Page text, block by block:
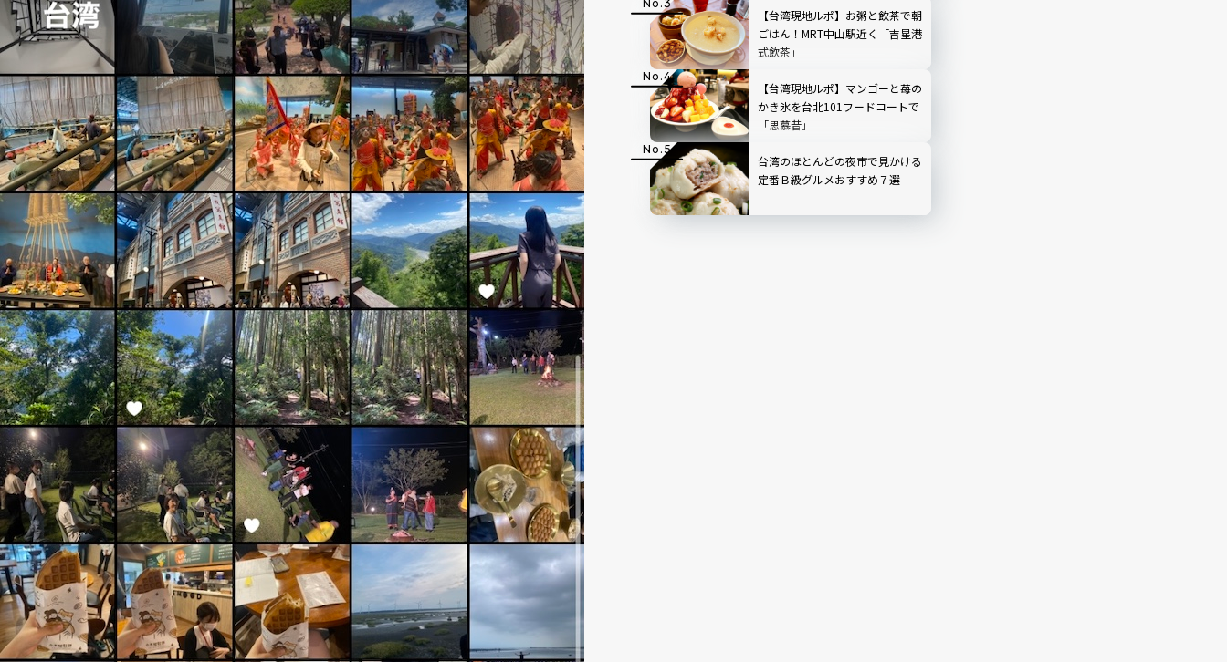
【台湾現地ルポ】お粥と飲茶で朝
ごはん！MRT中山駅近く「吉星港
式飲茶」
【台湾現地ルポ】マンゴーと苺の
かき氷を台北101フードコートで
「思慕昔」
台湾のほとんどの夜市で見かける
定番Ｂ級グルメおすすめ７選